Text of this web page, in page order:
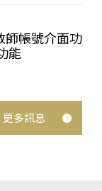
帳號介面功
能
更多訊息